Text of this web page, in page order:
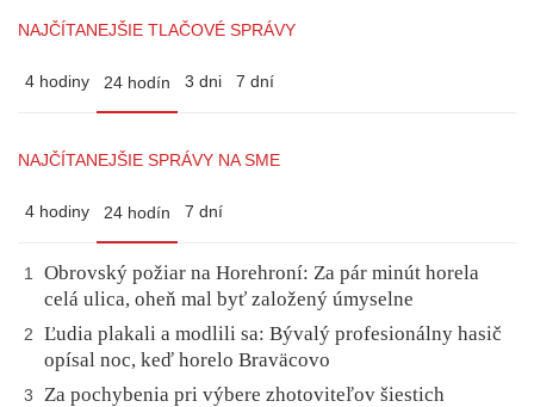
NAJČÍTANEJŠIE TLAČOVÉ SPRÁVY
4 hodiny 24 hodín 3 dni 7 dní
NAJČÍTANEJŠIE SPRÁVY NA SME
4 hodiny 24 hodín 7 dní
1
Obrovský požiar na Horehroní: Za pár minút horela
celá ulica, oheň mal byť založený úmyselne
2
Ľudia plakali a modlili sa: Bývalý profesionálny hasič
opísal noc, keď horelo Braväcovo
3
Za pochybenia pri výbere zhotoviteľov šiestich